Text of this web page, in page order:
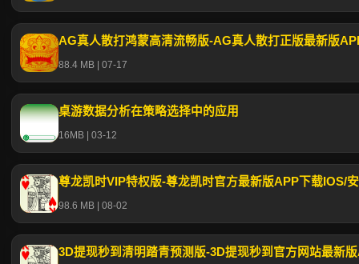
AG真人散打鸿蒙高清流畅版-AG真人散打正版最新版
88.4 MB | 07-17
桌游数据分析在策略选择中的应用
16MB | 03-12
尊龙凯时VIP特权版-尊龙凯时官方最新版APP下载IOS/
98.6 MB | 08-02
3D提现秒到清明踏青预测版-3D提现秒到官方网站最新